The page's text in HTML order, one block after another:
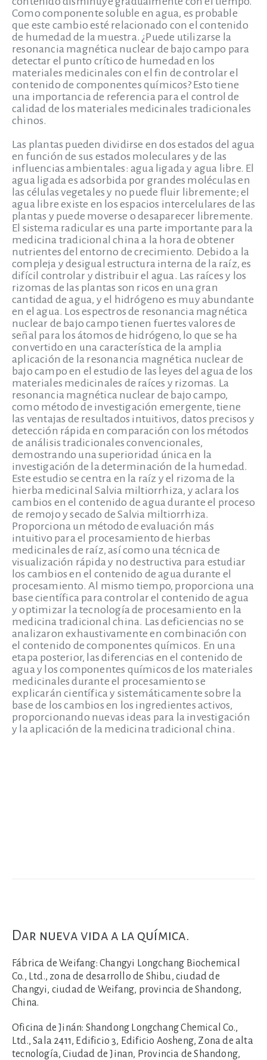
Como componente soluble en agua, es probable
que este cambio esté relacionado con el contenido
de humedad de la muestra. ¿Puede utilizarse la
resonancia magnética nuclear de bajo campo para
detectar el punto crítico de humedad en los
materiales medicinales con el fin de controlar el
contenido de componentes químicos? Esto tiene
una importancia de referencia para el control de
calidad de los materiales medicinales tradicionales
chinos.
Las plantas pueden dividirse en dos estados del agua
en función de sus estados moleculares y de las
influencias ambientales: agua ligada y agua libre. El
agua ligada es adsorbida por grandes moléculas en
las células vegetales y no puede fluir libremente; el
agua libre existe en los espacios intercelulares de las
plantas y puede moverse o desaparecer libremente.
El sistema radicular es una parte importante para la
medicina tradicional china a la hora de obtener
nutrientes del entorno de crecimiento. Debido a la
compleja y desigual estructura interna de la raíz, es
difícil controlar y distribuir el agua. Las raíces y los
rizomas de las plantas son ricos en una gran
cantidad de agua, y el hidrógeno es muy abundante
en el agua. Los espectros de resonancia magnética
nuclear de bajo campo tienen fuertes valores de
señal para los átomos de hidrógeno, lo que se ha
convertido en una característica de la amplia
aplicación de la resonancia magnética nuclear de
bajo campo en el estudio de las leyes del agua de los
materiales medicinales de raíces y rizomas. La
resonancia magnética nuclear de bajo campo,
como método de investigación emergente, tiene
las ventajas de resultados intuitivos, datos precisos y
detección rápida en comparación con los métodos
de análisis tradicionales convencionales,
demostrando una superioridad única en la
investigación de la determinación de la humedad.
Este estudio se centra en la raíz y el rizoma de la
hierba medicinal Salvia miltiorrhiza, y aclara los
cambios en el contenido de agua durante el proceso
de remojo y secado de Salvia miltiorrhiza.
Proporciona un método de evaluación más
intuitivo para el procesamiento de hierbas
medicinales de raíz, así como una técnica de
visualización rápida y no destructiva para estudiar
los cambios en el contenido de agua durante el
procesamiento. Al mismo tiempo, proporciona una
base científica para controlar el contenido de agua
y optimizar la tecnología de procesamiento en la
medicina tradicional china. Las deficiencias no se
analizaron exhaustivamente en combinación con
el contenido de componentes químicos. En una
etapa posterior, las diferencias en el contenido de
agua y los componentes químicos de los materiales
medicinales durante el procesamiento se
explicarán científica y sistemáticamente sobre la
base de los cambios en los ingredientes activos,
proporcionando nuevas ideas para la investigación
y la aplicación de la medicina tradicional china.
Dar nueva vida a la química.
Fábrica de Weifang: Changyi Longchang Biochemical
Co., Ltd., zona de desarrollo de Shibu, ciudad de
Changyi, ciudad de Weifang, provincia de Shandong,
China.
Oficina de Jinán: Shandong Longchang Chemical Co.,
Ltd., Sala 2411, Edificio 3, Edificio Aosheng, Zona de alta
tecnología, Ciudad de Jinan, Provincia de Shandong,